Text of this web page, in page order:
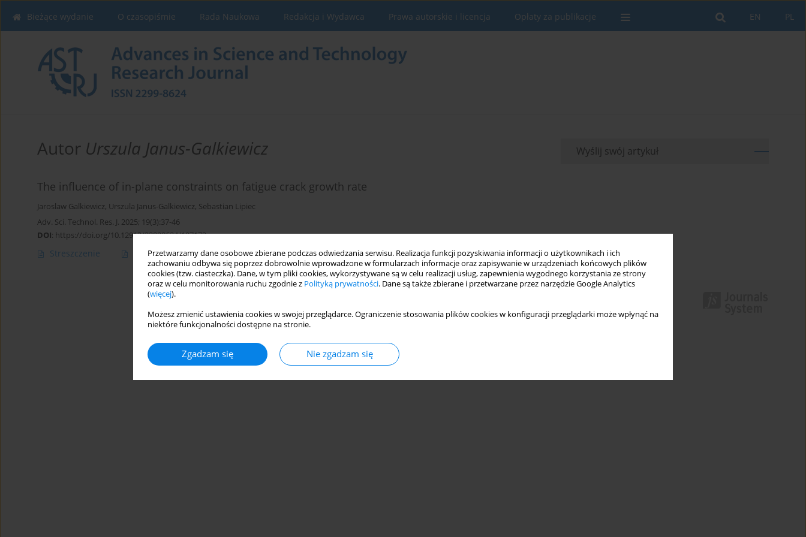
Przetwarzamy dane osobowe zbierane podczas odwiedzania serwisu. Realizacja funkcji pozyskiwania informacji o użytkownikach i ich
zachowaniu odbywa się poprzez dobrowolnie wprowadzone w formularzach informacje oraz zapisywanie w urządzeniach końcowych plików
cookies (tzw. ciasteczka). Dane, w tym pliki cookies, wykorzystywane są w celu realizacji usług, zapewnienia wygodnego korzystania ze strony
oraz w celu monitorowania ruchu zgodnie z Polityką prywatności. Dane są także zbierane i przetwarzane przez narzędzie Google Analytics
(więcej).
Możesz zmienić ustawienia cookies w swojej przeglądarce. Ograniczenie stosowania plików cookies w konfiguracji przeglądarki może wpłynąć na
niektóre funkcjonalności dostępne na stronie.
Zgadzam się Nie zgadzam się
PL
EN
Bieżące wydanie O czasopiśmie Rada Naukowa Redakcja i Wydawca Prawa autorskie i licencja Opłaty za publikacje
Autor Urszula Janus-Galkiewicz
The influence of in-plane constraints on fatigue crack growth rate
Jaroslaw Galkiewicz, Urszula Janus-Galkiewicz, Sebastian Lipiec
Adv. Sci. Technol. Res. J. 2025; 19(3):37-46
DOI: https://doi.org/10.12913/22998624/197172
Streszczenie Artykuł(PDF) Statystyki
Wyślij swój artykuł